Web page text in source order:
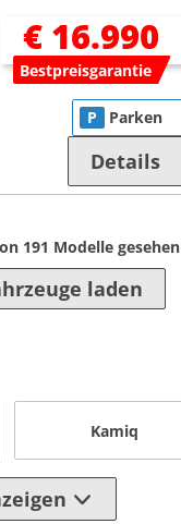
€ 16.990
Bestpreisgarantie
P Parken
Details
191 Modelle gesehen
laden
Kamiq